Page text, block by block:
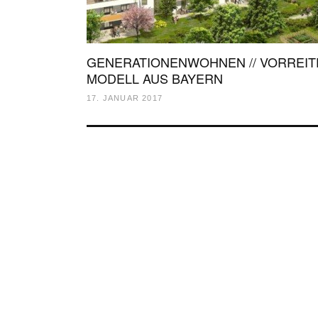
GENERATIONENWOHNEN //
MODELL AUS BAYERN
17. JANUAR 2017